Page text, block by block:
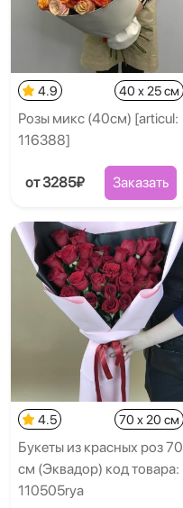
4.9 40 x 25 см
Розы микс (40см) [articul:
116388]
от 3285₽ Заказать
4.5 70 x 20 см
Букеты из красных роз 70
см (Эквадор) код товара:
110505rya